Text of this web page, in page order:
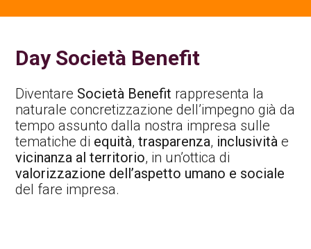
Day Società Benefit
Diventare Società Benefit rappresenta la
naturale concretizzazione dell’impegno già da
tempo assunto dalla nostra impresa sulle
tematiche di equità,trasparenza, inclusività e
vicinanza al territorio, in un’ottica di
valorizzazione dell’aspetto umano e sociale
del fare impresa.